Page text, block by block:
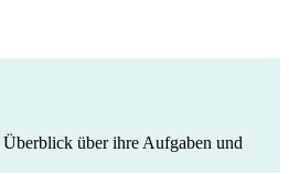
über ihre Aufgaben und